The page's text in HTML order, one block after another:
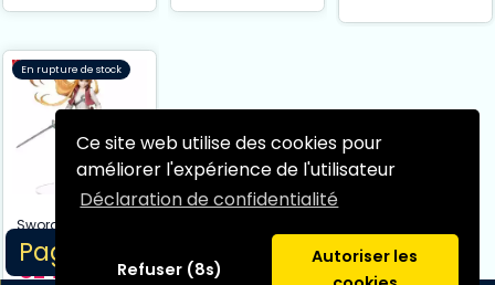
Ce site web utilise des cookies pour
améliorer l'expérience de l'utilisateur
Déclaration de confidentialité
Refuser (8s)
Autoriser les
Page 1/1
En rupture de stock
Sword Art Online
the Movie -
Progressive- Aria
of a Starless Night
€24,90*